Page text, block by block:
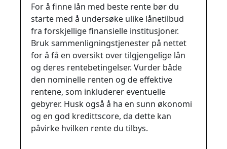
For å finne lån med beste rente bør du
starte med å undersøke ulike lånetilbud
fra forskjellige finansielle institusjoner.
Bruk sammenligningstjenester på nettet
for å få en oversikt over tilgjengelige lån
og deres rentebetingelser. Vurder både
den nominelle renten og de effektive
rentene, som inkluderer eventuelle
gebyrer. Husk også å ha en sunn økonomi
og en god kredittscore, da dette kan
påvirke hvilken rente du tilbys.